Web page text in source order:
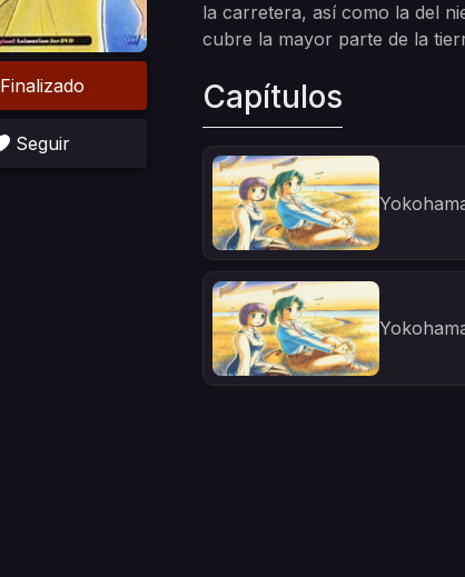
Finalizado
Seguir
la carretera, así como la del
cubre la mayor parte de la
Capítulos